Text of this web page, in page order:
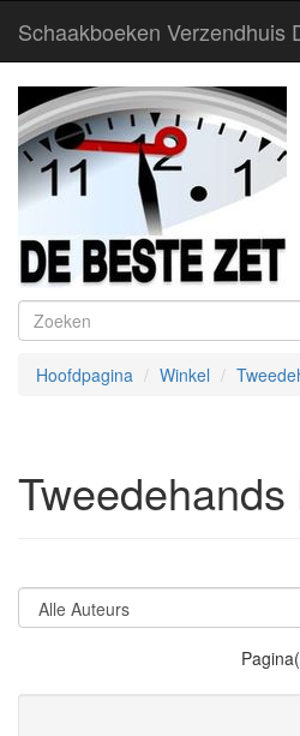
Schaakboeken Verzendhuis
Hoofdpagina Winkel
Tweedehands